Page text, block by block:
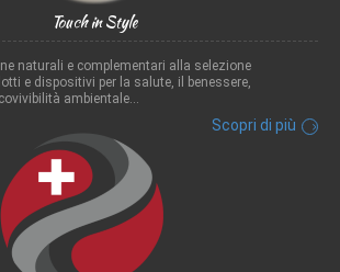
Touch in Style
naturali e complementari alla selezione
e dispositivi per la salute, il benessere,
ambientale...
Scopri di più